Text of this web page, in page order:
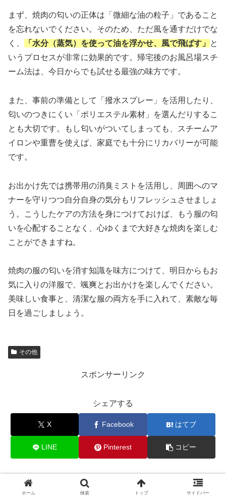
まず、焼肉の匂いの正体は「微細な油の粒子」であること
を忘れないでください。そのため、ただ風を通すだけでな
く、
「水分（蒸気）を使って油を浮かせ、風で飛ばす」
と
いうプロセスが非常に効果的です。帰宅後のお風呂場スチ
ーム法は、今日からでも試せる最強の味方です。
また、事前の準備として「撥水スプレー」を活用したり、
匂いのつきにくい「ポリエステル素材」を選んだりするこ
とも大切です。もし匂いがついてしまっても、スチームア
イロンや重曹を使えば、家庭でも十分にリカバリーが可能
です。
お出かけ先では携帯用の消臭ミストを活用し、周囲へのマ
ナーを守りつつ自分自身の気分もリフレッシュさせましょ
う。こうしたケアの方法を身につけておけば、もう服の匂
いを心配することなく、心ゆくまで大好きな焼肉を楽しむ
ことができますね。
焼肉の服の匂いを消す知識を味方につけて、明日からもお
気に入りの洋服で、颯爽とお出かけを楽しんでください。
美味しい食事と、清潔な服の両方を手に入れて、素敵な毎
日を過ごしましょう。
その他
スポンサーリンク
シェアする
X Facebook はてブ
LINE Pinterest コピー
関連記事
ホーム 検索 トップ サイドバー